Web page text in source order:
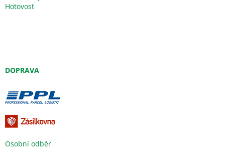
Hotovost
DOPRAVA
Osobní odběr